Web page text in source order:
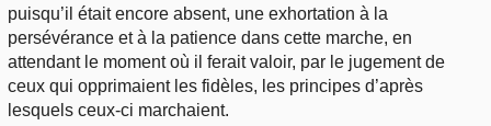
puisqu’il était encore absent, une exhortation à la
persévérance et à la patience dans cette marche, en
attendant le moment où il ferait valoir, par le jugement de
ceux qui opprimaient les fidèles, les principes d’après
lesquels ceux-ci marchaient.